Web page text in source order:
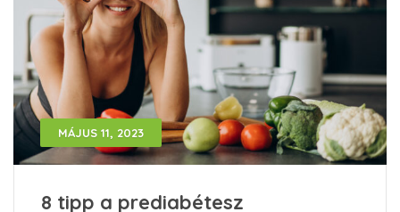
MÁJUS 11, 2023
8 tipp a prediabétesz